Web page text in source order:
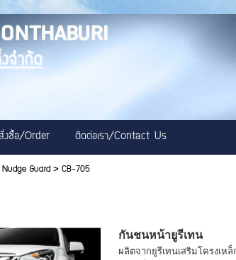
จำกัด
งซื้อ/Order ติดต่อเรา/Contact Us
Guard>CB-705
กันชนหน้ายูรีเทน
ผลิตจากยูรีเทนเสริมโครงเ